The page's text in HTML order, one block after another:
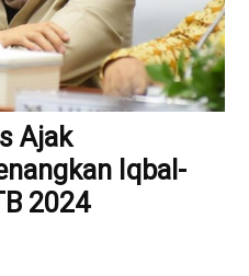
Ajak
Iqbal-
2024